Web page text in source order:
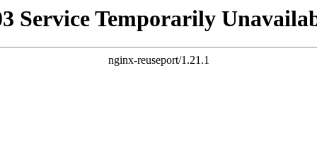
Service Temporarily
nginx-reuseport/1.21.1